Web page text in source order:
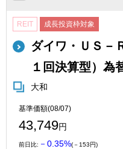
REIT 成長投資枠対象
ダイワ・ＵＳ－
１回決算型）為
大和
基準価額(08/07)
43,749円
前日比: －0.35%(－153円)